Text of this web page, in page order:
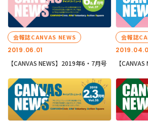
2019.06.01
会報誌CANVAS NEWS
【CANVAS NEWS】2019年6・7月号
会報誌
【